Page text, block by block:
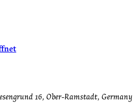
16, Ober-Ramstadt, Germany